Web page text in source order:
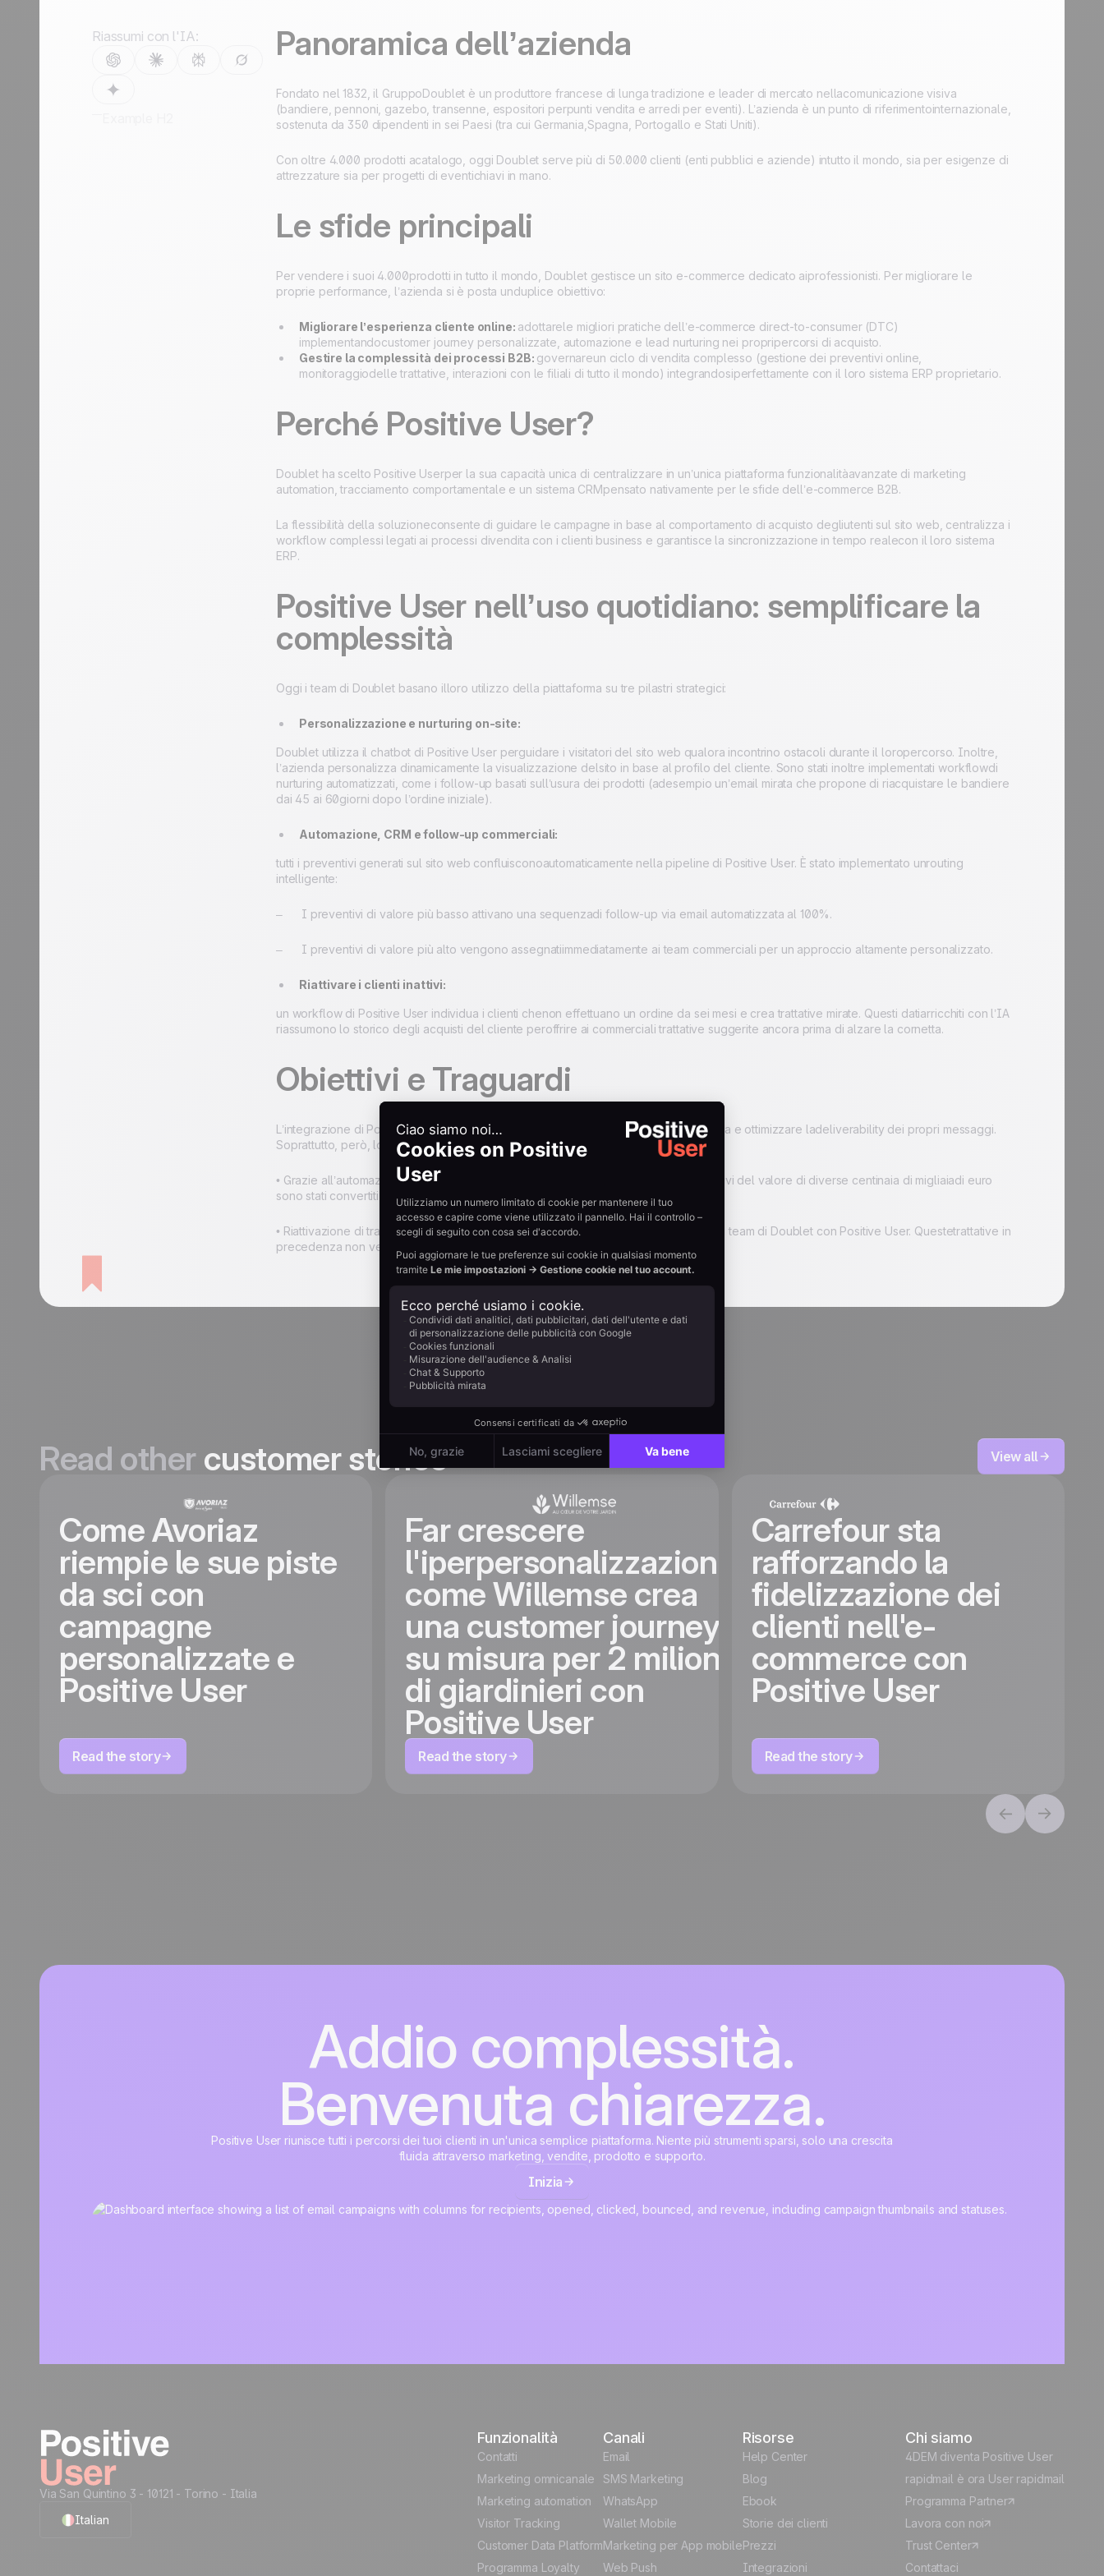
Scopri di più relazione
Scopri di più
4.8 su Trustpilot
Sviluppato al 100% in
Europa e ospitato su
Riassumi con l'IA: Panoramica dell’azienda
Fondato nel 1832, il GruppoDoublet è un produttore francese di lunga tradizione e leader di mercato nellacomunicazione visiva
(bandiere, pennoni, gazebo, transenne, espositori perpunti vendita e arredi per eventi). L’azienda è un punto di riferimentointernazionale,
sostenuta da 350 dipendenti in sei Paesi (tra cui Germania,Spagna, Portogallo e Stati Uniti).
Con oltre 4.000 prodotti acatalogo, oggi Doublet serve più di 50.000 clienti (enti pubblici e aziende) intutto il mondo, sia per esigenze di
attrezzature sia per progetti di eventichiavi in mano.
Le sfide principali
Per vendere i suoi 4.000prodotti in tutto il mondo, Doublet gestisce un sito e-commerce dedicato aiprofessionisti. Per migliorare le
proprie performance, l’azienda si è posta unduplice obiettivo:
Migliorare l’esperienza cliente online: adottarele migliori pratiche dell’e-commerce direct-to-consumer (DTC)
implementandocustomer journey personalizzate, automazione e lead nurturing nei propripercorsi di acquisto.
Gestire la complessità dei processi B2B: governareun ciclo di vendita complesso (gestione dei preventivi online,
monitoraggiodelle trattative, interazioni con le filiali di tutto il mondo) integrandosiperfettamente con il loro sistema ERP proprietario.
Perché Positive User?
Doublet ha scelto Positive Userper la sua capacità unica di centralizzare in un’unica piattaforma funzionalitàavanzate di marketing
automation, tracciamento comportamentale e un sistema CRMpensato nativamente per le sfide dell’e-commerce B2B.
La flessibilità della soluzioneconsente di guidare le campagne in base al comportamento di acquisto degliutenti sul sito web, centralizza i
workflow complessi legati ai processi divendita con i clienti business e garantisce la sincronizzazione in tempo realecon il loro sistema
ERP.
Positive User nell’uso quotidiano: semplificare la
complessità
Oggi i team di Doublet basano illoro utilizzo della piattaforma su tre pilastri strategici:
Personalizzazione e nurturing on-site:
Doublet utilizza il chatbot di Positive User perguidare i visitatori del sito web qualora incontrino ostacoli durante il loropercorso. Inoltre,
l’azienda personalizza dinamicamente la visualizzazione delsito in base al profilo del cliente. Sono stati inoltre implementati workflowdi
nurturing automatizzati, come i follow-up basati sull’usura dei prodotti (adesempio un’email mirata che propone di riacquistare le bandiere
dai 45 ai 60giorni dopo l’ordine iniziale).
Automazione, CRM e follow-up commerciali:
tutti i preventivi generati sul sito web confluisconoautomaticamente nella pipeline di Positive User. È stato implementato unrouting
intelligente:
– I preventivi di valore più basso attivano una sequenzadi follow-up via email automatizzata al 100%.
– I preventivi di valore più alto vengono assegnatiimmediatamente ai team commerciali per un approccio altamente personalizzato.
Riattivare i clienti inattivi:
un workflow di Positive User individua i clienti chenon effettuano un ordine da sei mesi e crea trattative mirate. Questi datiarricchiti con l’IA
riassumono lo storico degli acquisti del cliente peroffrire ai commerciali trattative suggerite ancora prima di alzare la cornetta.
Obiettivi e Traguardi
L’integrazione di Positive Userha permesso a Doublet di centralizzare i dati di vendita e ottimizzare ladeliverability dei propri messaggi.
Soprattutto, però, lo strumento si èaffermato come un potente motore di crescita:
• Grazie all’automazione e ai follow-up gestiti tramiteil CRM di Positive User, preventivi del valore di diverse centinaia di migliaiadi euro
sono stati convertiti in ordini.
• Riattivazione di trattative dormienti: tassi di conversionedallo 0 al 25%, riattivate dai team di Doublet con Positive User. Questetrattative in
precedenza non venivano riattivate.
Read other customer stories View all
Come Avoriaz
riempie le sue piste
da sci con
campagne
personalizzate e
Positive User
Read the story
Far crescere
l'iperpersonalizzazione:
come Willemse crea
una customer journey
su misura per 2 milioni
di giardinieri con
Positive User
Read the story
Carrefour sta
rafforzando la
fidelizzazione dei
clienti nell'e-
commerce con
Positive User
Read the story
Addio complessità.
Benvenuta chiarezza.
Positive User riunisce tutti i percorsi dei tuoi clienti in un'unica semplice piattaforma. Niente più strumenti sparsi, solo una crescita
fluida attraverso marketing, vendite, prodotto e supporto.
Inizia
Via San Quintino 3 - 10121 - Torino - Italia
Italian
Funzionalità
Contatti
Marketing omnicanale
Marketing automation
Visitor Tracking
Customer Data Platform
Programma Loyalty
Canali
Email
SMS Marketing
WhatsApp
Wallet Mobile
Marketing per App mobile
Web Push
Risorse
Help Center
Blog
Ebook
Storie dei clienti
Prezzi
Integrazioni
Chi siamo
4DEM diventa Positive User
rapidmail è ora User rapidmail
Programma Partner
Lavora con noi
Trust Center
Contattaci